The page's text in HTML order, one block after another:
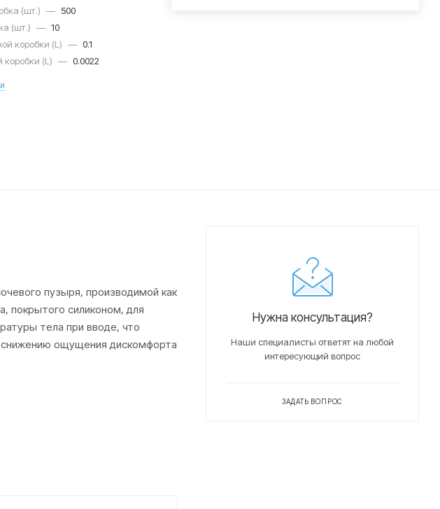
(шт.) — 500
(шт.) — 10
коробки (L) — 0.1
коробки (L) — 0.0022
пузыря, производимой как
покрытого силиконом, для
тела при вводе, что
снижению ощущения дискомфорта
Нужна консультация?
Наши специалисты ответят на любой
интересующий вопрос
ЗАДАТЬ ВОПРОС